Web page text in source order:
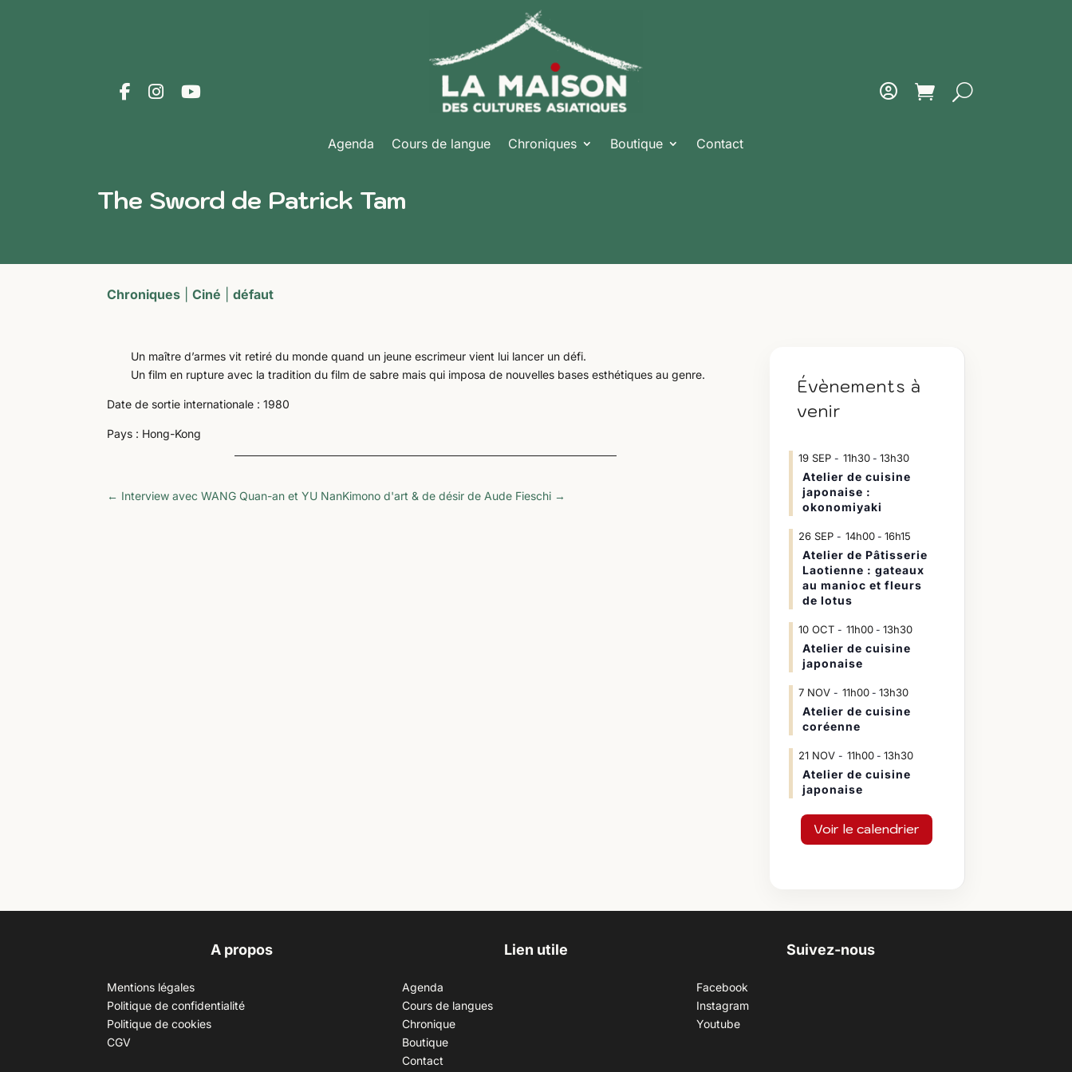
Agenda Cours de langue Chroniques Boutique Contact
The Sword de Patrick Tam
Chroniques |Ciné |défaut
Un maître d’armes vit retiré du monde quand un jeune escrimeur vient lui lancer un défi.
Un film en rupture avec la tradition du film de sabre mais qui imposa de nouvelles bases esthétiques au genre.
Date de sortie internationale : 1980
Pays : Hong-Kong
← Interview avec WANG Quan-an et YU NanKimono d'art & de désir de Aude Fieschi →
Évènements à
venir
19 SEP 11h30- 13h30
Atelier de cuisine
japonaise :
okonomiyaki
26 SEP 14h00- 16h15
Atelier de Pâtisserie
Laotienne : gateaux
au manioc et fleurs
de lotus
10 OCT 11h00- 13h30
Atelier de cuisine
japonaise
7 NOV 11h00- 13h30
Atelier de cuisine
coréenne
21 NOV 11h00- 13h30
Atelier de cuisine
japonaise
Voir le calendrier
A propos
Mentions légales
Politique de confidentialité
Politique de cookies
CGV
Lien utile
Agenda
Cours de langues
Chronique
Boutique
Contact
Suivez-nous
Facebook
Instagram
Youtube